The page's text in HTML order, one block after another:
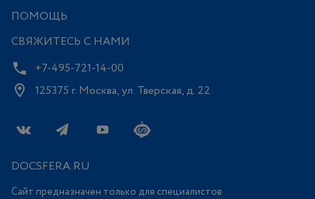
ПОМОЩЬ
СВЯЖИТЕСЬ С НАМИ
+7-495-721-14-00
125375 г. Москва, ул. Тверская, д. 22
DOCSFERA.RU
Сайт предназначен только для специалистов